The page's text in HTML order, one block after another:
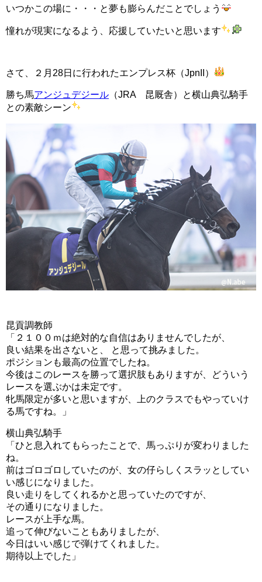
いつかこの場に・・・と夢も膨らんだことでしょう
憧れが現実になるよう、応援していたいと思います
さて、２月28日に行われたエンプレス杯（JpnII）
勝ち馬アンジュデジール （JRA 昆厩舎）と横山典弘騎手
との素敵シーン
昆貢調教師
「２１００ｍは絶対的な自信はありませんでしたが、
良い結果を出さないと、 と思って挑みました。
ポジションも最高の位置でしたね。
今後はこのレースを勝って選択肢もありますが、どういう
レースを選ぶかは未定です。
牝馬限定が多いと思いますが、上のクラスでもやっていけ
る馬ですね。」
横山典弘騎手
「ひと息入れてもらったことで、馬っぷりが変わりました
ね。
前はゴロゴロしていたのが、女の仔らしくスラッとしてい
い感じになりました。
良い走りをしてくれるかと思っていたのですが、
その通りになりました。
レースが上手な馬。
追って伸びないこともありましたが、
今日はいい感じで弾けてくれました。
期待以上でした」